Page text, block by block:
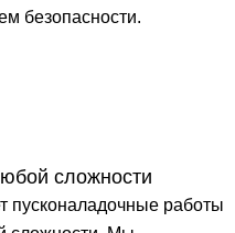
безопасности.
сложности
работы